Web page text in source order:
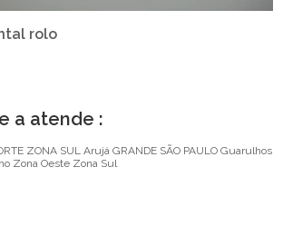
rolo
a atende :
ZONA SUL Arujá GRANDE SÃO PAULO Guarulhos
Zona Oeste Zona Sul